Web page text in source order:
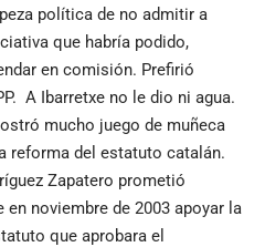
política de no admitir a
que habría podido,
en comisión. Prefirió
A Ibarretxe no le dio ni agua.
mucho juego de muñeca
reforma del estatuto catalán.
Zapatero prometió
en noviembre de 2003 apoyar la
que aprobara el